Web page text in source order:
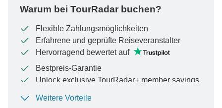
Warum bei TourRadar buchen?
Flexible Zahlungsmöglichkeiten
Erfahrene und geprüfte Reiseveranstalter
Hervorragend bewertet auf
Bestpreis-Garantie
Unlock exclusive TourRadar+ member savings
Um Ihre Zahlung zu schützen und sicherzustellen,
Weitere Vorteile